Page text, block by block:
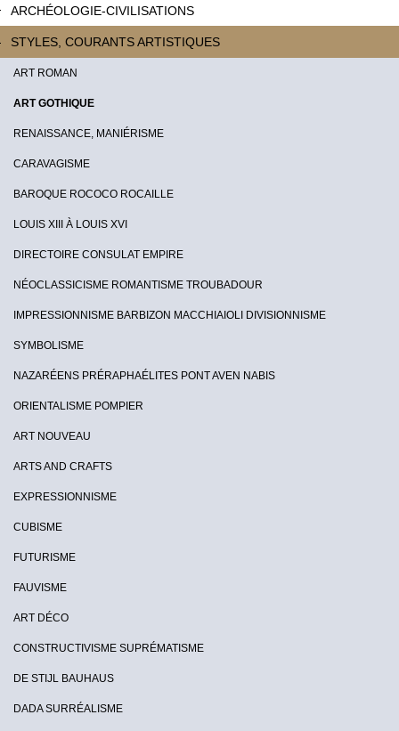
ARCHÉOLOGIE-CIVILISATIONS
STYLES, COURANTS ARTISTIQUES
ART ROMAN
ART GOTHIQUE
RENAISSANCE, MANIÉRISME
CARAVAGISME
BAROQUE ROCOCO ROCAILLE
LOUIS XIII À LOUIS XVI
DIRECTOIRE CONSULAT EMPIRE
NÉOCLASSICISME ROMANTISME TROUBADOUR
IMPRESSIONNISME BARBIZON MACCHIAIOLI DIVISIONNISME
SYMBOLISME
NAZARÉENS PRÉRAPHAÉLITES PONT AVEN NABIS
ORIENTALISME POMPIER
ART NOUVEAU
ARTS AND CRAFTS
EXPRESSIONNISME
CUBISME
FUTURISME
FAUVISME
ART DÉCO
CONSTRUCTIVISME SUPRÉMATISME
DE STIJL BAUHAUS
DADA SURRÉALISME